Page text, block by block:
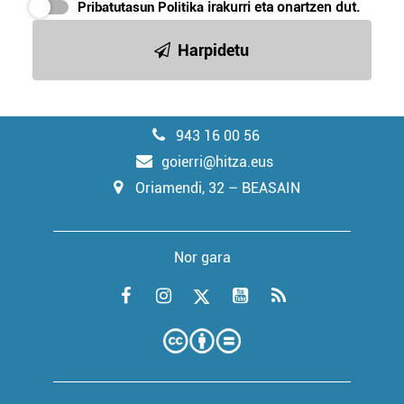
Pribatutasun Politika irakurri eta onartzen dut.
Harpidetu
943 16 00 56
goierri@hitza.eus
Oriamendi, 32 – BEASAIN
Nor gara